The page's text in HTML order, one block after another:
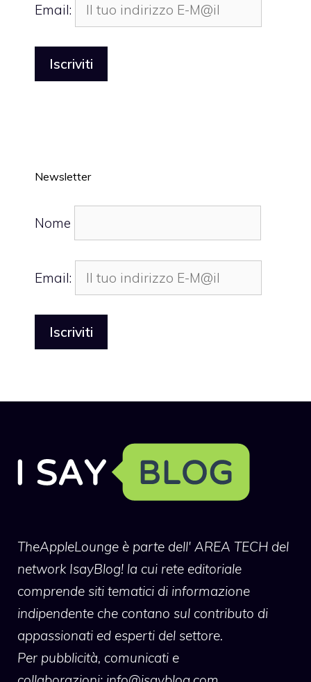
Email:
Newsletter
Nome
Email:
TheAppleLounge è parte dell' AREA TECH del
network IsayBlog! la cui rete editoriale
comprende siti tematici di informazione
indipendente che contano sul contributo di
appassionati ed esperti del settore.
Per pubblicità, comunicati e